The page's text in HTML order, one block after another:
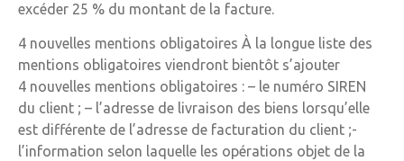
excéder 25 % du montant de la facture.
4 nouvelles mentions obligatoires À la longue liste des
mentions obligatoires viendront bientôt s’ajouter
4 nouvelles mentions obligatoires : – le numéro SIREN
du client ; – l’adresse de livraison des biens lorsqu’elle
est différente de l’adresse de facturation du client ;-
l’information selon laquelle les opérations objet de la